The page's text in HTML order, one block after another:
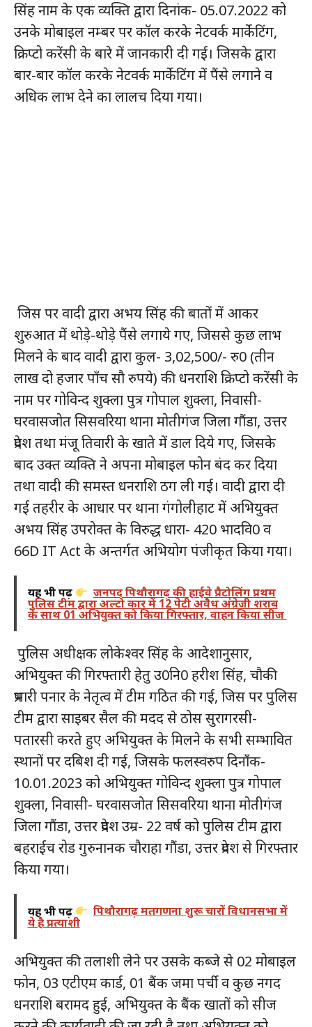
सिंह नाम के एक व्यक्ति द्वारा दिनांक- 05.07.2022 को
उनके मोबाइल नम्बर पर कॉल करके नेटवर्क मार्केटिंग,
क्रिप्टो करेंसी के बारे में जानकारी दी गई। जिसके द्वारा
बार-बार कॉल करके नेटवर्क मार्केटिंग में पैंसे लगाने व
अधिक लाभ देने का लालच दिया गया।
जिस पर वादी द्वारा अभय सिंह की बातों में आकर
शुरुआत में थोड़े-थोड़े पैंसे लगाये गए, जिससे कुछ लाभ
मिलने के बाद वादी द्वारा कुल- 3,02,500/- रु0 (तीन
लाख दो हजार पाँच सौ रुपये) की धनराशि क्रिप्टो करेंसी के
नाम पर गोविन्द शुक्ला पुत्र गोपाल शुक्ला, निवासी-
घरवासजोत सिसवरिया थाना मोतीगंज जिला गौंडा, उत्तर
प्रदेश तथा मंजू तिवारी के खाते में डाल दिये गए, जिसके
बाद उक्त व्यक्ति ने अपना मोबाइल फोन बंद कर दिया
तथा वादी की समस्त धनराशि ठग ली गई। वादी द्वारा दी
गई तहरीर के आधार पर थाना गंगोलीहाट में अभियुक्त
अभय सिंह उपरोक्त के विरुद्ध धारा- 420 भादवि0 व
66D IT Act के अन्तर्गत अभियोग पंजीकृत किया गया।
यह भी पढ़ें जनपद पिथौरागढ़ की हाईवे प्रैटोलिंग प्रथम
पुलिस टीम द्वारा अल्टो कार में 12 पेटी अवैध अंग्रेजी शराब
के साथ 01 अभियुक्त को किया गिरफ्तार, वाहन किया सीज
पुलिस अधीक्षक लोकेश्वर सिंह के आदेशानुसार,
अभियुक्त की गिरफ्तारी हेतु उ0नि0 हरीश सिंह, चौकी
प्रभारी पनार के नेतृत्व में टीम गठित की गई, जिस पर पुलिस
टीम द्वारा साइबर सैल की मदद से ठोस सुरागरसी-
पतारसी करते हुए अभियुक्त के मिलने के सभी सम्भावित
स्थानों पर दबिश दी गई, जिसके फलस्वरुप दिनाँक-
10.01.2023 को अभियुक्त गोविन्द शुक्ला पुत्र गोपाल
शुक्ला, निवासी- घरवासजोत सिसवरिया थाना मोतीगंज
जिला गौंडा, उत्तर प्रदेश उम्र- 22 वर्ष को पुलिस टीम द्वारा
बहराईच रोड गुरुनानक चौराहा गौंडा, उत्तर प्रदेश से गिरफ्तार
किया गया।
यह भी पढ़ें पिथौरागढ़ मतगणना शुरू चारों विधानसभा में
ये है प्रत्याशी
अभियुक्त की तलाशी लेने पर उसके कब्जे से 02 मोबाइल
फोन, 03 एटीएम कार्ड, 01 बैंक जमा पर्ची व कुछ नगद
धनराशि बरामद हुई, अभियुक्त के बैंक खातों को सीज